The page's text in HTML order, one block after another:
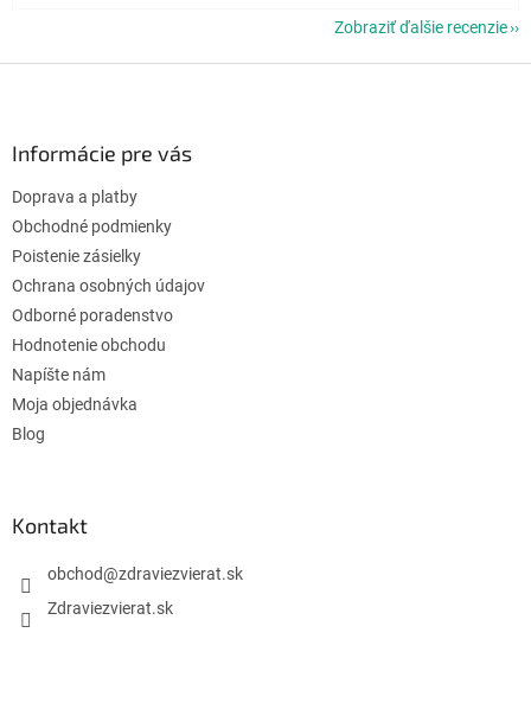
Zobraziť ďalšie recenzie
Informácie pre vás
Doprava a platby
Obchodné podmienky
Poistenie zásielky
Ochrana osobných údajov
Odborné poradenstvo
Hodnotenie obchodu
Napíšte nám
Moja objednávka
Blog
Kontakt
obchod@zdraviezvierat.sk
Zdraviezvierat.sk